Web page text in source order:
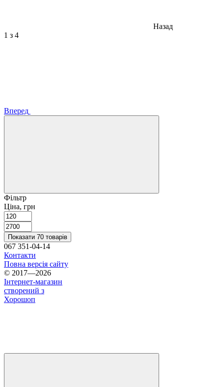
Назад
1 з 4
Вперед
Фільтр
Ціна, грн
Показати 70 товарів
067 351-04-14
Контакти
Повна версія сайту
© 2017—2026
Інтернет-магазин
створений з
Хорошоп